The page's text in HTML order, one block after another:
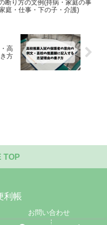
断り方の文例(持病・家庭の事
庭・仕事・下の子・介護)
高
方
TOP
利帳
お問い合わせ